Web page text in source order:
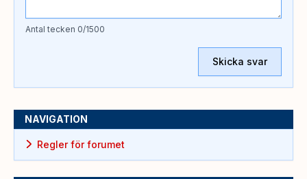
Antal tecken 0/1500
Skicka svar
NAVIGATION
Regler för forumet